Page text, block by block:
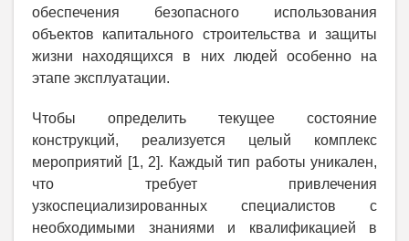
обеспечения безопасного использования
объектов капитального строительства и защиты
жизни находящихся в них людей особенно на
этапе эксплуатации.
Чтобы определить текущее состояние
конструкций, реализуется целый комплекс
мероприятий [1, 2]. Каждый тип работы уникален,
что требует привлечения
узкоспециализированных специалистов с
необходимыми знаниями и квалификацией в